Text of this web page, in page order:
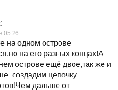
:
05:26
на одном острове
на его разных концах!А
острове ещё двое,так же и
цепочку
дальше от